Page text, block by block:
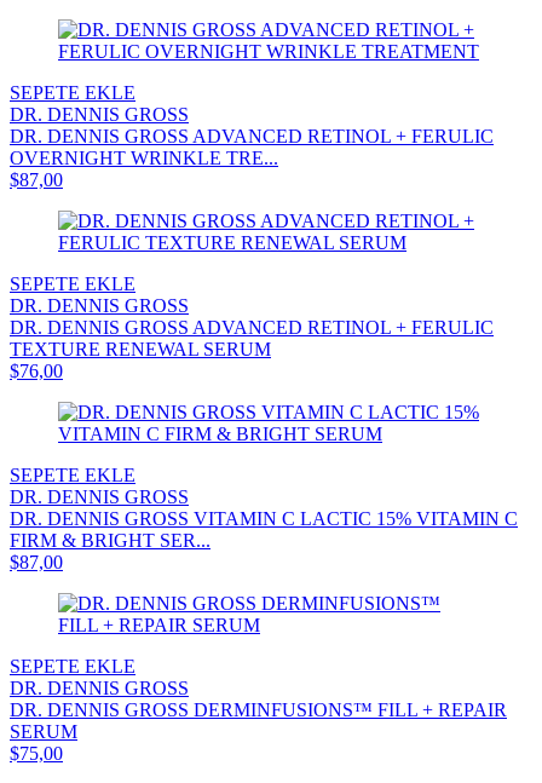
SEPETE EKLE
DR. DENNIS GROSS
DR. DENNIS GROSS ADVANCED RETINOL + FERULIC
OVERNIGHT WRINKLE TRE...
$87,00
SEPETE EKLE
DR. DENNIS GROSS
DR. DENNIS GROSS ADVANCED RETINOL + FERULIC
TEXTURE RENEWAL SERUM
$76,00
SEPETE EKLE
DR. DENNIS GROSS
DR. DENNIS GROSS VITAMIN C LACTIC 15% VITAMIN C
FIRM & BRIGHT SER...
$87,00
SEPETE EKLE
DR. DENNIS GROSS
DR. DENNIS GROSS DERMINFUSIONS™ FILL + REPAIR
SERUM
$75,00